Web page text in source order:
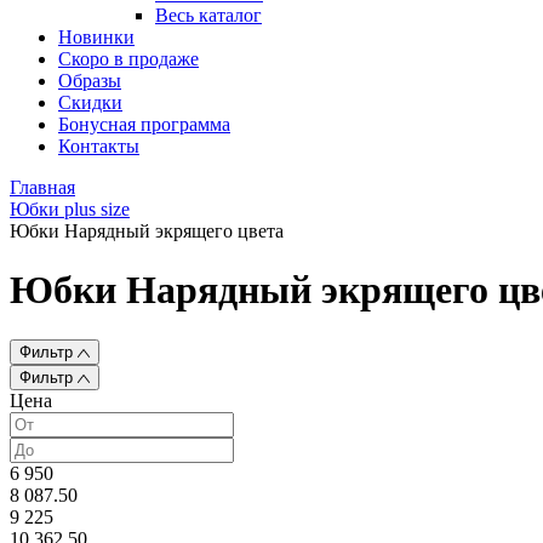
Весь каталог
Новинки
Скоро в продаже
Образы
Скидки
Бонусная программа
Контакты
Главная
Юбки plus size
Юбки Нарядный экрящего цвета
Юбки Нарядный экрящего
Фильтр
Фильтр
Цена
6 950
8 087.50
9 225
10 362.50